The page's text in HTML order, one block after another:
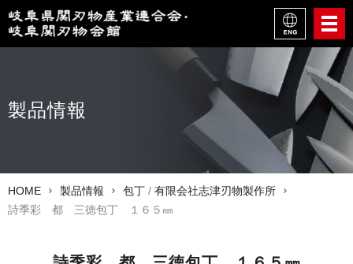
製品情報
HOME 製品情報 包丁 / 有限会社志津刃物製作所
詩季彩 都 三徳包丁 １６５㎜